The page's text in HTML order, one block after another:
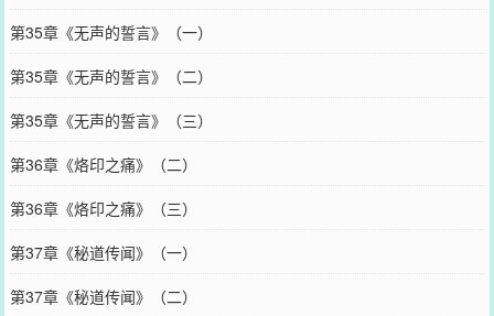
第35章《无声的誓言》（一）
第35章《无声的誓言》（二）
第35章《无声的誓言》（三）
第36章《烙印之痛》（二）
第36章《烙印之痛》（三）
第37章《秘道传闻》（一）
第37章《秘道传闻》（二）